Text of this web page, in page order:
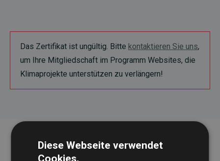
Das Zertifikat ist ungültig. Bitte kontaktieren Sie uns,
um Ihre Mitgliedschaft im Programm Websites, die
Klimaprojekte unterstützen zu verlängern!
Diese Webseite verwendet
Cookies.